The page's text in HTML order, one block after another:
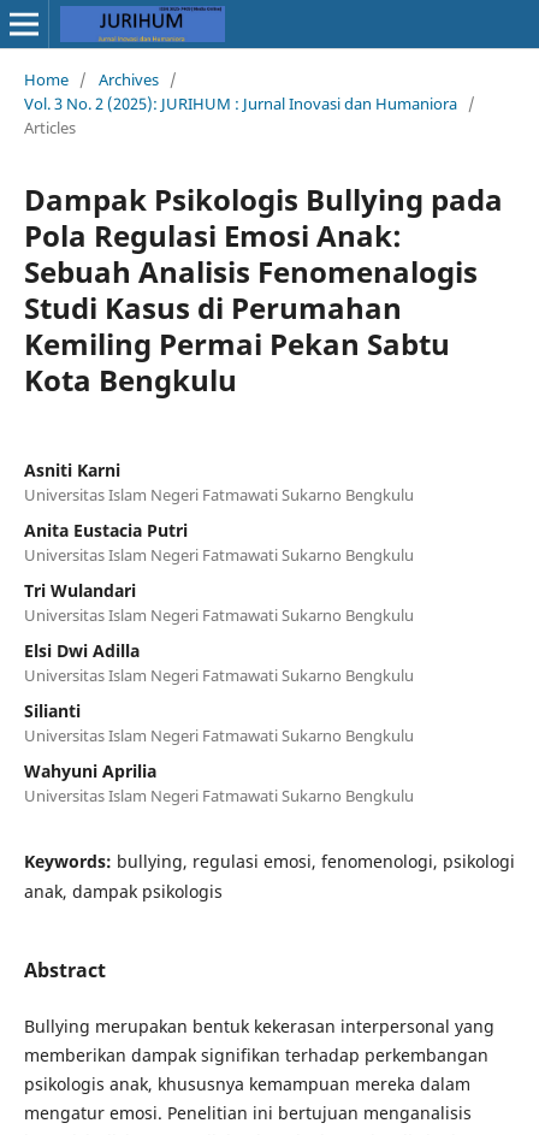
Home / Archives /
Vol. 3 No. 2 (2025): JURIHUM : Jurnal Inovasi dan Humaniora /
Articles
Dampak Psikologis Bullying pada
Pola Regulasi Emosi Anak:
Sebuah Analisis Fenomenalogis
Studi Kasus di Perumahan
Kemiling Permai Pekan Sabtu
Kota Bengkulu
Asniti Karni
Universitas Islam Negeri Fatmawati Sukarno Bengkulu
Anita Eustacia Putri
Universitas Islam Negeri Fatmawati Sukarno Bengkulu
Tri Wulandari
Universitas Islam Negeri Fatmawati Sukarno Bengkulu
Elsi Dwi Adilla
Universitas Islam Negeri Fatmawati Sukarno Bengkulu
Silianti
Universitas Islam Negeri Fatmawati Sukarno Bengkulu
Wahyuni Aprilia
Universitas Islam Negeri Fatmawati Sukarno Bengkulu
Keywords: bullying, regulasi emosi, fenomenologi, psikologi
anak, dampak psikologis
Abstract
Bullying merupakan bentuk kekerasan interpersonal yang
memberikan dampak signifikan terhadap perkembangan
psikologis anak, khususnya kemampuan mereka dalam
mengatur emosi. Penelitian ini bertujuan menganalisis